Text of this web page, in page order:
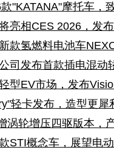
"KATANA"摩托车，
亮相CES 2026，发
款氢燃料电池车
司发布首款插电混动
型EV市场，发布
轻卡发布，造型更犀
涡轮增压四驱版本，
STI概念车，展望电